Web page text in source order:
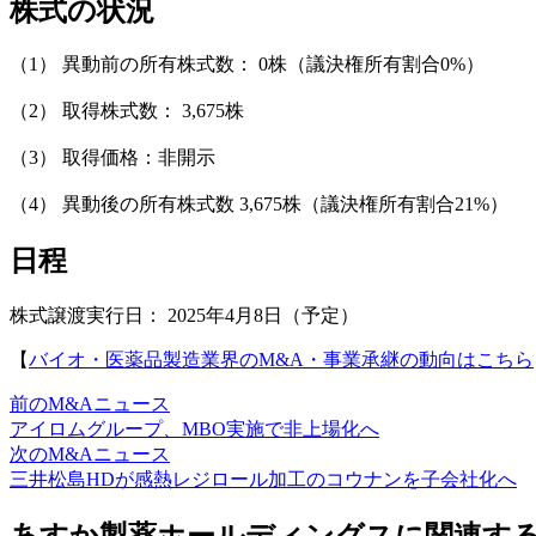
株式の状況
（1） 異動前の所有株式数： 0株（議決権所有割合0%）
（2） 取得株式数： 3,675株
（3） 取得価格：非開示
（4） 異動後の所有株式数 3,675株（議決権所有割合21%）
日程
株式譲渡実行日： 2025年4月8日（予定）
【バイオ・医薬品製造業界のM&A・事業承継の動向はこちら
前のM&Aニュース
アイロムグループ、MBO実施で非上場化へ
次のM&Aニュース
三井松島HDが感熱レジロール加工のコウナンを子会社化へ